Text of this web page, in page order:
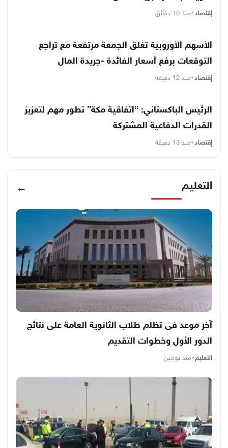
إقتصاد•منذ 10 دقائق
الأسهم الأوروبية تغلق الجمعة مرتفعة مع تراجع
التوقعات برفع أسعار الفائدة -جريدة المال
إقتصاد•منذ 12 دقيقة
الرئيس الباكستاني: “اتفاقية مكة” تطور مهم لتعزيز
القدرات الدفاعية المشتركة
إقتصاد•منذ 13 دقيقة
التعليم ←
آخر موعد فى تظلم طلاب الثانوية العامة على نتائج
الدور الأول وخطوات التقديم
التعليم•منذ يومين